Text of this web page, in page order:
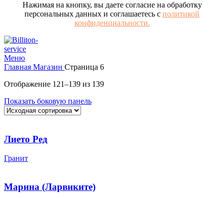
Нажимая на кнопку, вы даете согласие на обработку
персональных данных и соглашаетесь с политикой
конфиденциальности.
Меню
Главная Магазин Страница 6
Отображение 121–139 из 139
Показать боковую панель
Лието Ред
Гранит
Марина (Ларвиките)